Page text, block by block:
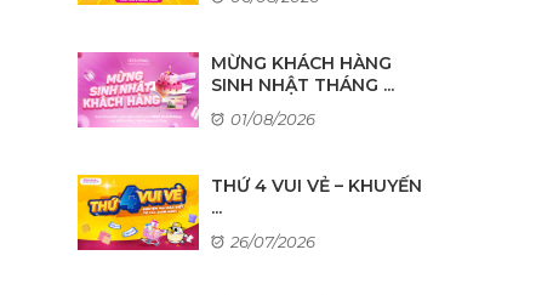
MỪNG KHÁCH HÀNG
SINH NHẬT THÁNG ...
01/08/2026
THỨ 4 VUI VẺ – KHUYẾN
...
26/07/2026